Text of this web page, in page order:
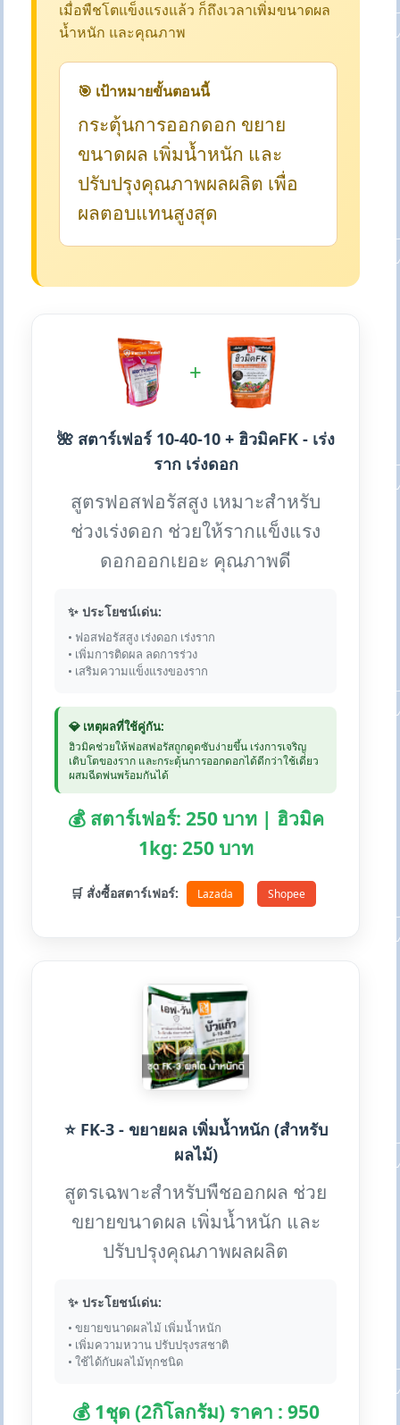
เมื่อพืชโตแข็งแรงแล้ว ก็ถึงเวลาเพิ่มขนาดผล
น้ำหนัก และคุณภาพ
🎯 เป้าหมายขั้นตอนนี้
กระตุ้นการออกดอก ขยาย
ขนาดผล เพิ่มน้ำหนัก และ
ปรับปรุงคุณภาพผลผลิต เพื่อ
ผลตอบแทนสูงสุด
+
🌺 สตาร์เฟอร์ 10-40-10 + ฮิวมิคFK - เร่ง
ราก เร่งดอก
สูตรฟอสฟอรัสสูง เหมาะสำหรับ
ช่วงเร่งดอก ช่วยให้รากแข็งแรง
ดอกออกเยอะ คุณภาพดี
✨ ประโยชน์เด่น:
• ฟอสฟอรัสสูง เร่งดอก เร่งราก
• เพิ่มการติดผล ลดการร่วง
• เสริมความแข็งแรงของราก
💎 เหตุผลที่ใช้คู่กัน:
ฮิวมิคช่วยให้ฟอสฟอรัสถูกดูดซับง่ายขึ้น เร่งการเจริญ
เติบโตของราก และกระตุ้นการออกดอกได้ดีกว่าใช้เดี่ยว
ผสมฉีดพ่นพร้อมกันได้
💰 สตาร์เฟอร์: 250 บาท | ฮิวมิค
1kg: 250 บาท
🛒 สั่งซื้อสตาร์เฟอร์: Lazada Shopee
⭐ FK-3 - ขยายผล เพิ่มน้ำหนัก (สำหรับ
ผลไม้)
สูตรเฉพาะสำหรับพืชออกผล ช่วย
ขยายขนาดผล เพิ่มน้ำหนัก และ
ปรับปรุงคุณภาพผลผลิต
✨ ประโยชน์เด่น:
• ขยายขนาดผลไม้ เพิ่มน้ำหนัก
• เพิ่มความหวาน ปรับปรุงรสชาติ
• ใช้ได้กับผลไม้ทุกชนิด
💰 1ชุด (2กิโลกรัม) ราคา : 950